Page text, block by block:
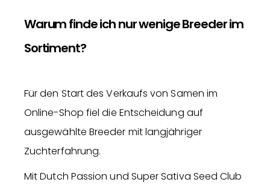
Warum finde ich nur wenige Breeder im
Sortiment?
Für den Start des Verkaufs von Samen im
Online-Shop fiel die Entscheidung auf
ausgewählte Breeder mit langjähriger
Zuchterfahrung.
Mit Dutch Passion und Super Sativa Seed Club